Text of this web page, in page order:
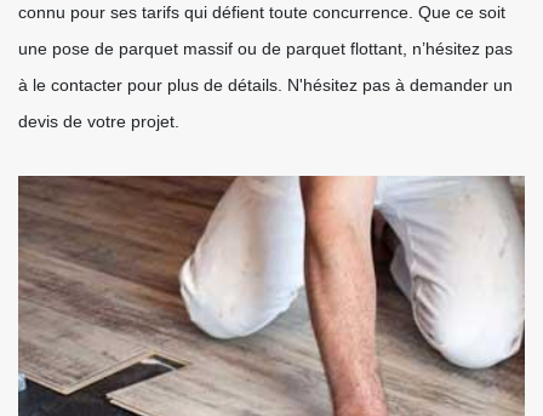
connu pour ses tarifs qui défient toute concurrence. Que ce soit
une pose de parquet massif ou de parquet flottant, n’hésitez pas
à le contacter pour plus de détails. N'hésitez pas à demander un
devis de votre projet.